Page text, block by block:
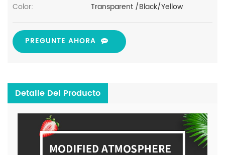
Color:
Transparent /Black/Yellow
PREGUNTE AHORA
Detalle Del Producto